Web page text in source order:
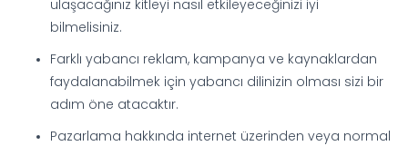
ulaşacağınız kitleyi nasıl etkileyeceğinizi iyi
bilmelisiniz.
Farklı yabancı reklam, kampanya ve kaynaklardan
faydalanabilmek için yabancı dilinizin olması sizi bir
adım öne atacaktır.
Pazarlama hakkında internet üzerinden veya normal